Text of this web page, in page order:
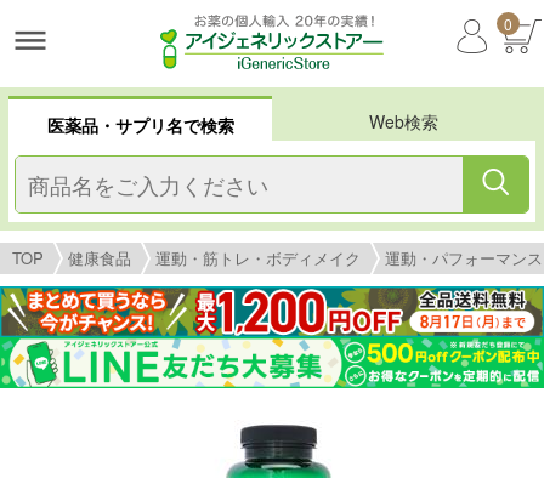
0
医薬品・サプリ名で検索 Web検索
TOP 健康食品 運動・筋トレ・ボディメイク 運動・パフォーマンス